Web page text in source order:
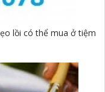
lồi có thể mua ở tiệm